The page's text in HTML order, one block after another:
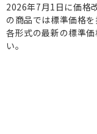
こ
2026年7月1日に価格
の商品では標準価格を
各形式の最新の標準
い。